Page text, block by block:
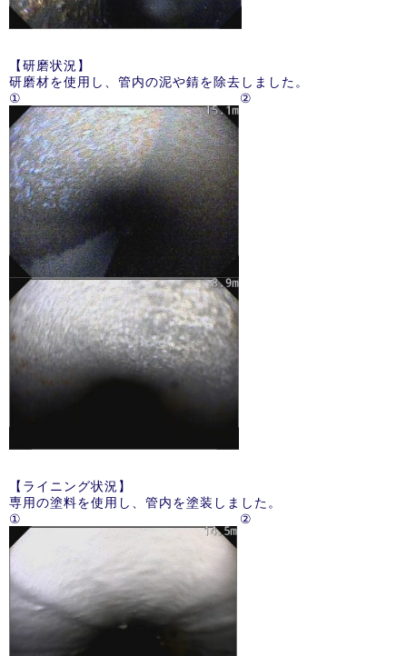
【研磨状況】
研磨材を使用し、管内の泥や錆を除去しました。
① ②
【ライニング状況】
専用の塗料を使用し、管内を塗装しました。
① ②